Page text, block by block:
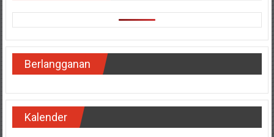
Berlangganan
Kalender